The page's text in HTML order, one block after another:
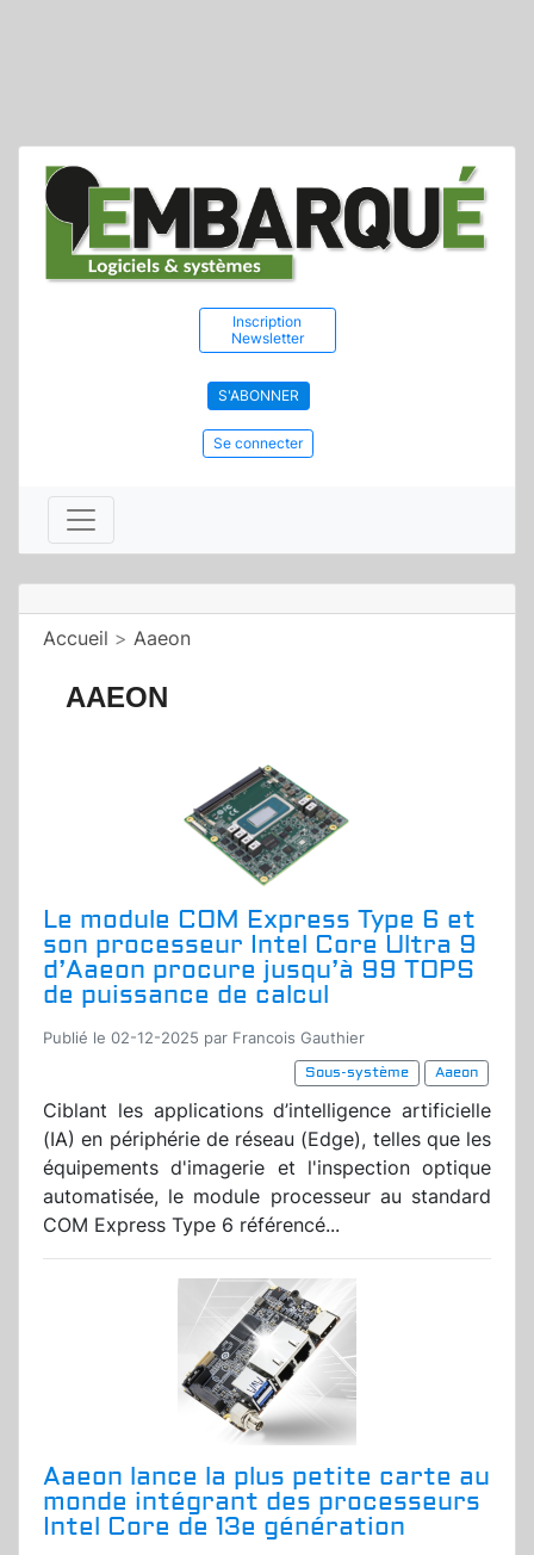
Inscription
Newsletter
S'ABONNER
Se connecter
Accueil > Aaeon
AAEON
Le module COM Express Type 6 et
son processeur Intel Core Ultra 9
d’Aaeon procure jusqu’à 99 TOPS
de puissance de calcul
Publié le 02-12-2025 par Francois Gauthier
Sous-système
Aaeon
Ciblant les applications d’intelligence artificielle
(IA) en périphérie de réseau (Edge), telles que les
équipements d'imagerie et l'inspection optique
automatisée, le module processeur au standard
COM Express Type 6 référencé...
Aaeon lance la plus petite carte au
monde intégrant des processeurs
Intel Core de 13e génération